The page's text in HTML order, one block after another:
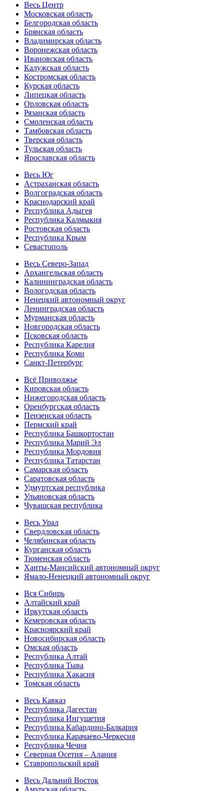
Весь Центр
Московская область
Белгородская область
Брянская область
Владимирская область
Воронежская область
Ивановская область
Калужская область
Костромская область
Курская область
Липецкая область
Орловская область
Рязанская область
Смоленская область
Тамбовская область
Тверская область
Тульская область
Ярославская область
Весь Юг
Астраханская область
Волгоградская область
Краснодарский край
Республика Адыгея
Республика Калмыкия
Ростовская область
Республика Крым
Севастополь
Весь Северо-Запад
Архангельская область
Калининградская область
Вологодская область
Ненецкий автономный округ
Ленинградская область
Мурманская область
Новгородская область
Псковская область
Республика Карелия
Республика Коми
Санкт-Петербург
Всё Приволжье
Кировская область
Нижегородская область
Оренбургская область
Пензенская область
Пермский край
Республика Башкортостан
Республика Марий Эл
Республика Мордовия
Республика Татарстан
Самарская область
Саратовская область
Удмуртская республика
Ульяновская область
Чувашская республика
Весь Урал
Свердловская область
Челябинская область
Курганская область
Тюменская область
Ханты-Мансийский автономный округ
Ямало-Ненецкий автономный округ
Вся Сибирь
Алтайский край
Иркутская область
Кемеровская область
Красноярский край
Новосибирская область
Омская область
Республика Алтай
Республика Тыва
Республика Хакасия
Томская область
Весь Кавказ
Республика Дагестан
Республика Ингушетия
Республика Кабардино-Балкария
Республика Карачаево-Черкесия
Республика Чечня
Северная Осетия – Алания
Ставропольский край
Весь Дальний Восток
Амурская область